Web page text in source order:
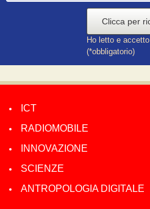
Clicca per
Ho letto e
(*obbligatorio)
ICT
RADIOMOBILE
INNOVAZIONE
SCIENZE
ANTROPOLOGIA DIGITALE